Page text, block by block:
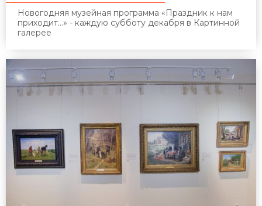
Новогодняя музейная программа «Праздник к нам
приходит…» - каждую субботу декабря в Картинной
галерее